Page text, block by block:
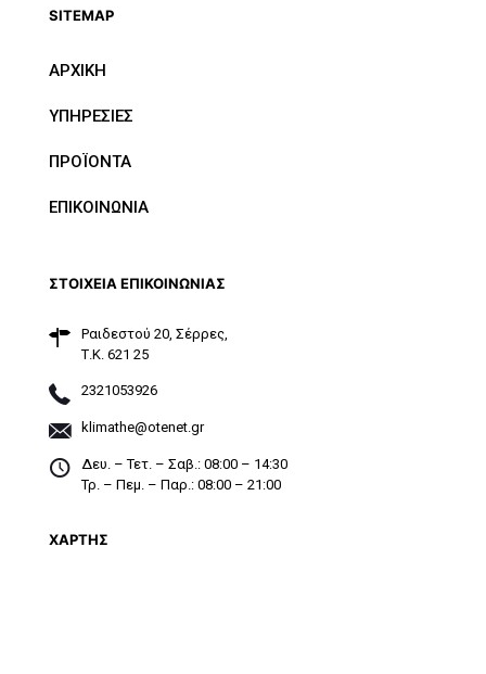
SITEMAP
ΑΡΧΙΚΗ
ΥΠΗΡΕΣΙΕΣ
ΠΡΟΪΟΝΤΑ
ΕΠΙΚΟΙΝΩΝΙΑ
ΣΤΟΙΧΕΙΑ ΕΠΙΚΟΙΝΩΝΙΑΣ
Ραιδεστού 20, Σέρρες,
Τ.Κ. 621 25
2321053926
klimathe@otenet.gr
Δευ. – Τετ. – Σαβ.: 08:00 – 14:30
Τρ. – Πεμ. – Παρ.: 08:00 – 21:00
ΧΑΡΤΗΣ